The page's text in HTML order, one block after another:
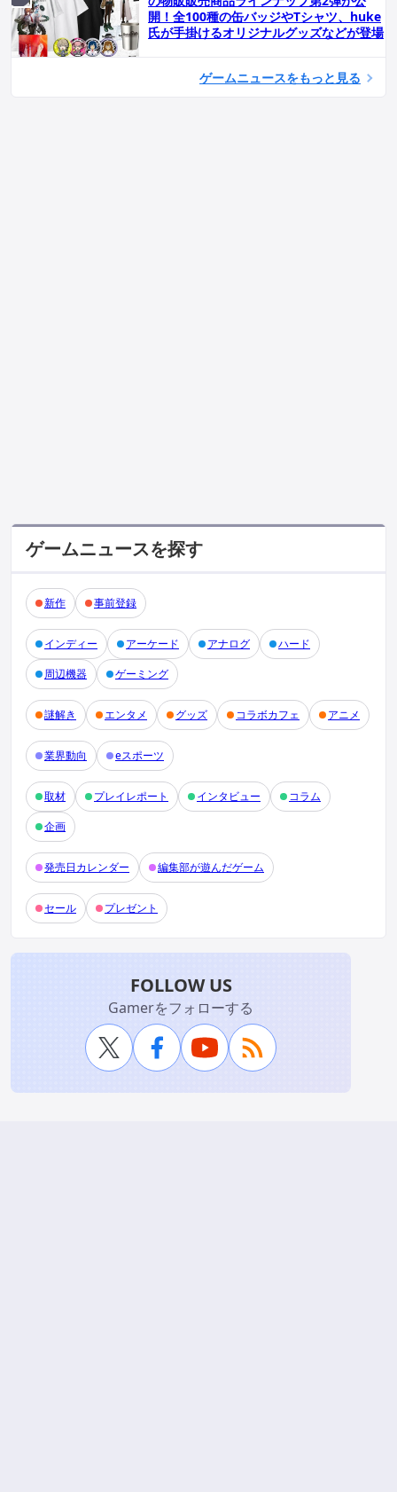
開！全100種の缶バッジやTシャツ、huke
氏が手掛けるオリジナルグッズなどが登場
ゲームニュースをもっと見る
ゲームニュースを探す
新作 事前登録
インディー アーケード アナログ
ハード
周辺機器
ゲーミング
謎解き エンタメ グッズ コラボカフェ アニメ
業界動向 eスポーツ
取材 プレイレポート インタビュー
コラム
企画
発売日カレンダー 編集部が遊んだゲーム
セール プレゼント
FOLLOW US
Gamerをフォローする